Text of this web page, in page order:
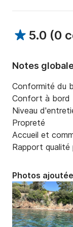
Marina à
peuvent être
connaitre mes
5.0 (0
Notes
Conformité du
Confort à bord
Niveau
Propreté
Accueil et
Rapport qualité
Photos